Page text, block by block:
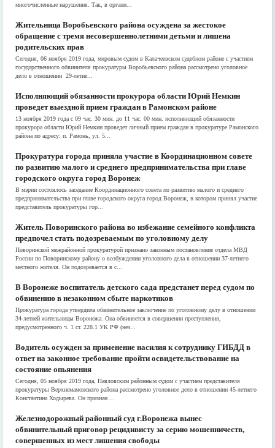
многочисленные нарушения. Так, в органи...
Жительница Воробьевского района осуждена за жестокое
обращение с тремя несовершеннолетними детьми и лишена
родительских прав
Сегодня, 06 ноября 2019 года, мировым судом в Калачеевском судебном районе с участием
государственного обвинителя прокуратуры Воробьевского района рассмотрено уголовное
дело в отношении 29-летне...
Исполняющий обязанности прокурора области Юрий Немкин
проведет выездной прием граждан в Рамонском районе
13 ноября 2019 года с 09 час. 30 мин. до 11 час. 00 мин. исполняющий обязанности
прокурора области Юрий Немкин проведет личный прием граждан в прокуратуре Рамонского
района по адресу: п. Рамонь, ул. 5...
Прокуратура города приняла участие в Координационном совете
по развитию малого и среднего предпринимательства при главе
городского округа город Воронеж
В мэрии состоялось заседание Координационного совета по развитию малого и среднего
предпринимательства при главе городского округа город Воронеж, в котором принял участие
представитель прокуратуры гор...
Житель Поворинского района во избежание семейного конфликта
предпочел стать подозреваемым по уголовному делу
Поворинской межрайонной прокуратурой признано законным постановление отдела МВД
России по Поворинскому району о возбуждении уголовного дела в отношении 37-летнего
местного жителя. Он подозревается в с...
В Воронеже воспитатель детского сада предстанет перед судом по
обвинению в незаконном сбыте наркотиков
Прокуратура города утвердила обвинительное заключение по уголовному делу в отношении
34-летней жительницы Воронежа. Она обвиняется в совершении преступления,
предусмотренного ч. 1 ст. 228.1 УК РФ (нез...
Водитель осужден за применение насилия к сотруднику ГИБДД в
ответ на законное требование пройти освидетельствование на
состояние опьянения
Сегодня, 05 ноября 2019 года, Павловским районным судом с участием представителя
прокуратуры Верхнемамонского района рассмотрено уголовное дело в отношении 45-летнего
Константина Ходырева. Он признан ...
Железнодорожный районный суд г.Воронежа вынес
обвинительный приговор рецидивисту за серию мошенничеств,
совершенных из мест лишения свободы